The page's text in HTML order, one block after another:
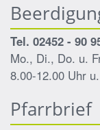
Tel. 02452 - 90
Mo., Di., Do. u.
8.00-12.00 Uhr
Pfarrbrief